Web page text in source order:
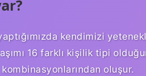
kendimizi
16 farklı kişilik tipi
oluşur.